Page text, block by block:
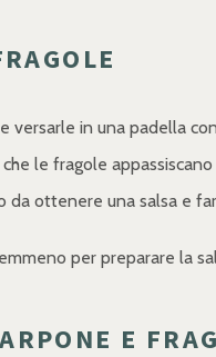
in una padella
le fragole appassiscano
ottenere una salsa e
per preparare la
E